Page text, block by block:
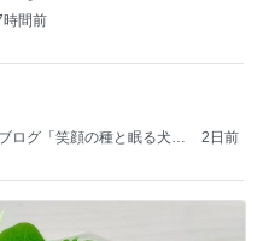
時間前
ログ「笑顔の種と眠る犬」
2日前